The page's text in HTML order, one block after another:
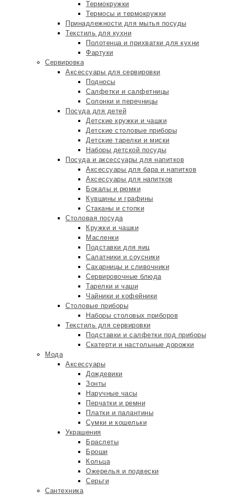
Термокружки
Термосы и термокружки
Принадлежности для мытья посуды
Текстиль для кухни
Полотенца и прихватки для кухни
Фартуки
Сервировка
Аксессуары для сервировки
Подносы
Салфетки и салфетницы
Солонки и перечницы
Посуда для детей
Детские кружки и чашки
Детские столовые приборы
Детские тарелки и миски
Наборы детской посуды
Посуда и аксессуары для напитков
Аксессуары для бара и напитков
Аксессуары для напитков
Бокалы и рюмки
Кувшины и графины
Стаканы и стопки
Столовая посуда
Кружки и чашки
Масленки
Подставки для яиц
Салатники и соусники
Сахарницы и сливочники
Сервировочные блюда
Тарелки и чаши
Чайники и кофейники
Столовые приборы
Наборы столовых приборов
Текстиль для сервировки
Подставки и салфетки под приборы
Скатерти и настольные дорожки
Мода
Аксессуары
Дождевики
Зонты
Наручные часы
Перчатки и ремни
Платки и палантины
Сумки и кошельки
Украшения
Браслеты
Броши
Кольца
Ожерелья и подвески
Серьги
Сантехника